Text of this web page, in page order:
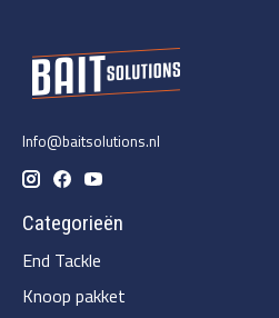
Info@baitsolutions.nl
Categorieën
End Tackle
Knoop pakket